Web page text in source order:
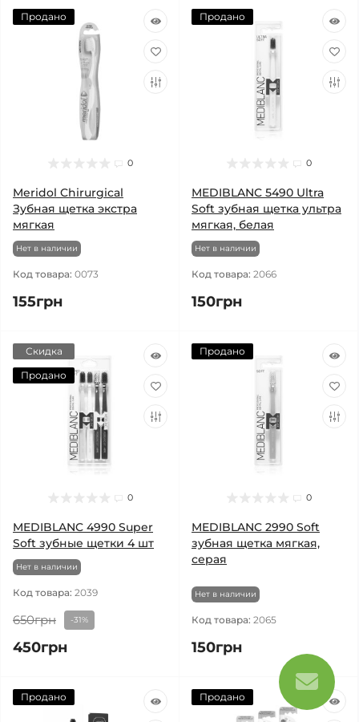
Продано
0
Meridol Chirurgical
Зубная щетка экстра
мягкая
Нет в наличии
Код товара: 0073
155грн
Продано
0
MEDIBLANC 5490 Ultra
Soft зубная щетка ультра
мягкая, белая
Нет в наличии
Код товара: 2066
150грн
Скидка
Продано
0
MEDIBLANC 4990 Super
Soft зубные щетки 4 шт
Нет в наличии
Код товара: 2039
650грн -31%
450грн
Продано
0
MEDIBLANC 2990 Soft
зубная щетка мягкая,
серая
Нет в наличии
Код товара: 2065
150грн
Продано Продано